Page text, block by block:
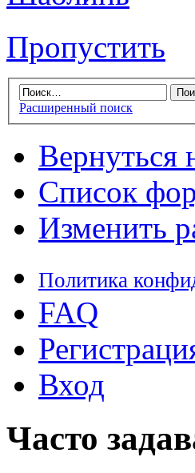
Пропустить
Расширенный поиск
Вернуться
Список
Изменить
Политика
FAQ
Вход
Часто